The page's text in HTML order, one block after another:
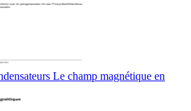
Le champ magnétique en